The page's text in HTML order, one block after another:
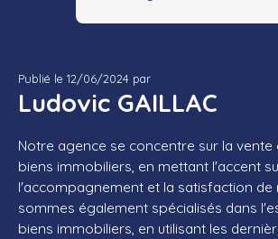
Publié le 12/06/2024 par
Ludovic GAILLAC
Notre agence se concentre sur la vente
biens immobiliers, en mettant l'accent
l'accompagnement et la satisfaction de
sommes également spécialisés dans
biens immobiliers, en utilisant les